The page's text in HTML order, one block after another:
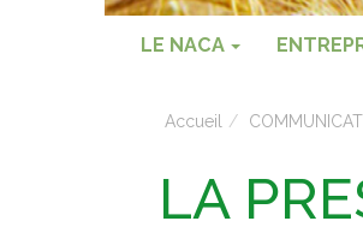
LE NACA
Accueil
LA